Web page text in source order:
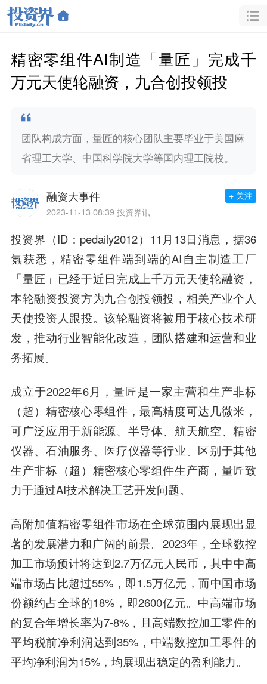
精密零组件AI制造「量匠」完成千
万元天使轮融资，九合创投领投
团队构成方面，量匠的核心团队主要毕业于美国麻
省理工大学、中国科学院大学等国内理工院校。
融资大事件
2023-11-13 08:39 投资界讯
+ 关注
投资界（ID：pedaily2012）11月13日消息，据36
氪获悉，精密零组件端到端的AI自主制造工厂
「量匠」已经于近日完成上千万元天使轮融资，
本轮融资投资方为九合创投领投，相关产业个人
天使投资人跟投。该轮融资将被用于核心技术研
发，推动行业智能化改造，团队搭建和运营和业
务拓展。
成立于2022年6月，量匠是一家主营和生产非标
（超）精密核心零组件，最高精度可达几微米，
可广泛应用于新能源、半导体、航天航空、精密
仪器、石油服务、医疗仪器等行业。区别于其他
生产非标（超）精密核心零组件生产商，量匠致
力于通过AI技术解决工艺开发问题。
高附加值精密零组件市场在全球范围内展现出显
著的发展潜力和广阔的前景。2023年，全球数控
加工市场预计将达到2.7万亿元人民币，其中中高
端市场占比超过55%，即1.5万亿元，而中国市场
份额约占全球的18%，即2600亿元。中高端市场
的复合年增长率为7-8%，且高端数控加工零件的
平均税前净利润达到35%，中端数控加工零件的
平均净利润为15%，均展现出稳定的盈利能力。